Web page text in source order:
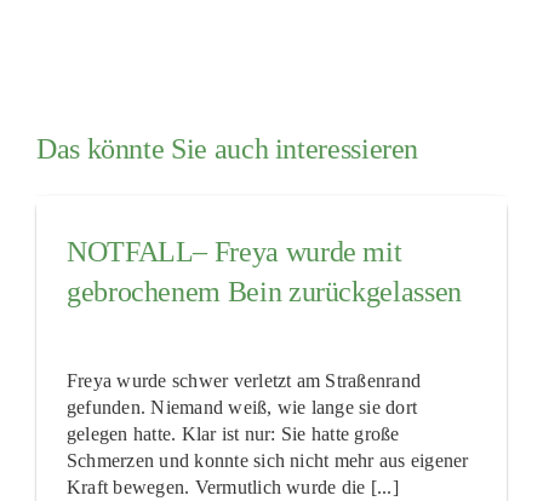
Das könnte Sie auch interessieren
NOTFALL– Freya wurde mit
gebrochenem Bein zurückgelassen
Freya wurde schwer verletzt am Straßenrand
gefunden. Niemand weiß, wie lange sie dort
gelegen hatte. Klar ist nur: Sie hatte große
Schmerzen und konnte sich nicht mehr aus eigener
Kraft bewegen. Vermutlich wurde die [...]